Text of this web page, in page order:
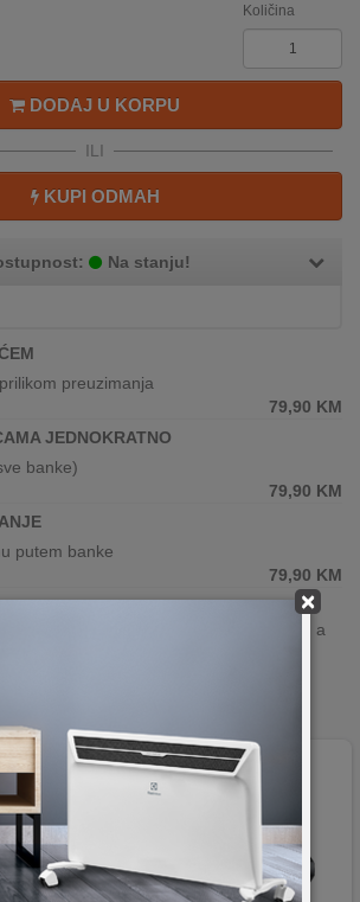
×
Količina
DODAJ U KORPU
ILI
KUPI ODMAH
Na stanju!
preuzimanja
79,90 KM
JEDNOKRATNO
banke)
79,90 KM
putem banke
79,90 KM
radnim danima do 13h šaljemo isti dan, a
je već za 24–48h.